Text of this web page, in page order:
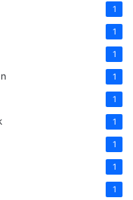
1
1
1
1
1
1
1
1
1